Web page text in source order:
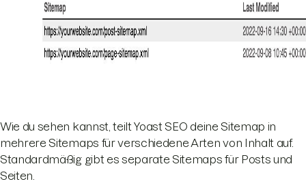
Wie du sehen kannst, teilt Yoast SEO deine Sitemap in
mehrere Sitemaps für verschiedene Arten von Inhalt auf.
Standardmäßig gibt es separate Sitemaps für Posts und
Seiten.